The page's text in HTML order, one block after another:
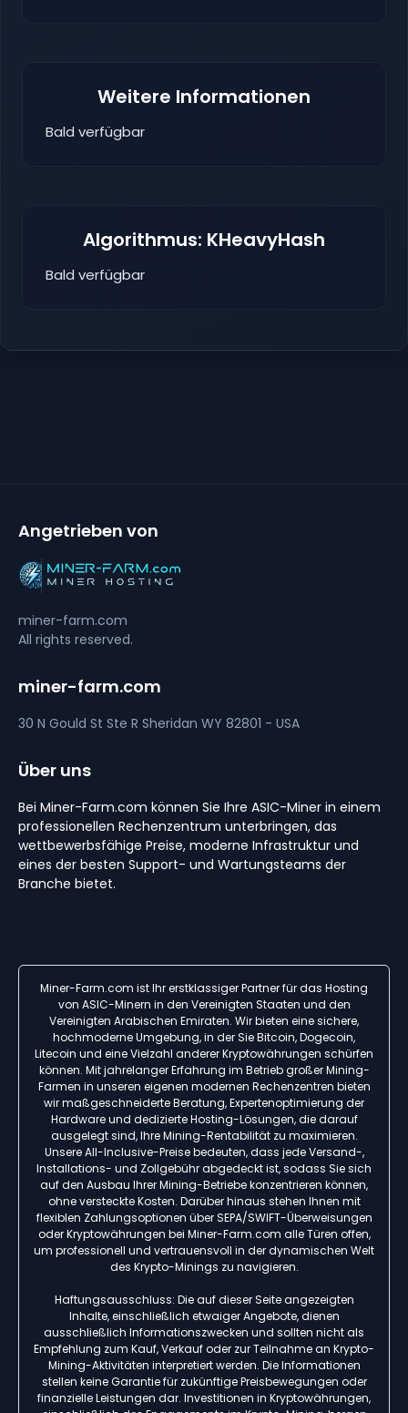
Weitere Informationen
Bald verfügbar
Algorithmus: KHeavyHash
Bald verfügbar
Angetrieben von
miner-farm.com
All rights reserved.
miner-farm.com
30 N Gould St Ste R Sheridan WY 82801 - USA
Über uns
Bei Miner-Farm.com können Sie Ihre ASIC-Miner in einem
professionellen Rechenzentrum unterbringen, das
wettbewerbsfähige Preise, moderne Infrastruktur und
eines der besten Support- und Wartungsteams der
Branche bietet.
Miner-Farm.com ist Ihr erstklassiger Partner für das Hosting
von ASIC-Minern in den Vereinigten Staaten und den
Vereinigten Arabischen Emiraten. Wir bieten eine sichere,
hochmoderne Umgebung, in der Sie Bitcoin, Dogecoin,
Litecoin und eine Vielzahl anderer Kryptowährungen schürfen
können. Mit jahrelanger Erfahrung im Betrieb großer Mining-
Farmen in unseren eigenen modernen Rechenzentren bieten
wir maßgeschneiderte Beratung, Expertenoptimierung der
Hardware und dedizierte Hosting-Lösungen, die darauf
ausgelegt sind, Ihre Mining-Rentabilität zu maximieren.
Unsere All-Inclusive-Preise bedeuten, dass jede Versand-,
Installations- und Zollgebühr abgedeckt ist, sodass Sie sich
auf den Ausbau Ihrer Mining-Betriebe konzentrieren können,
ohne versteckte Kosten. Darüber hinaus stehen Ihnen mit
flexiblen Zahlungsoptionen über SEPA/SWIFT-Überweisungen
oder Kryptowährungen bei Miner-Farm.com alle Türen offen,
um professionell und vertrauensvoll in der dynamischen Welt
des Krypto-Minings zu navigieren.
Haftungsausschluss: Die auf dieser Seite angezeigten
Inhalte, einschließlich etwaiger Angebote, dienen
ausschließlich Informationszwecken und sollten nicht als
Empfehlung zum Kauf, Verkauf oder zur Teilnahme an Krypto-
Mining-Aktivitäten interpretiert werden. Die Informationen
stellen keine Garantie für zukünftige Preisbewegungen oder
finanzielle Leistungen dar. Investitionen in Kryptowährungen,